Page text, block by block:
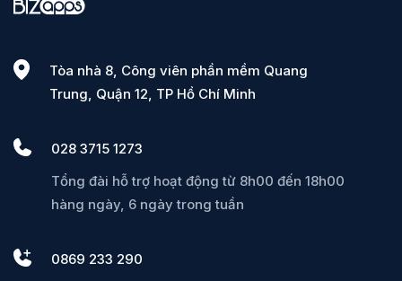
Tòa nhà 8, Công viên phần mềm Quang
Trung, Quận 12, TP Hồ Chí Minh
028 3715 1273
Tổng đài hỗ trợ hoạt động từ 8h00 đến 18h00
hàng ngày, 6 ngày trong tuần
0869 233 290